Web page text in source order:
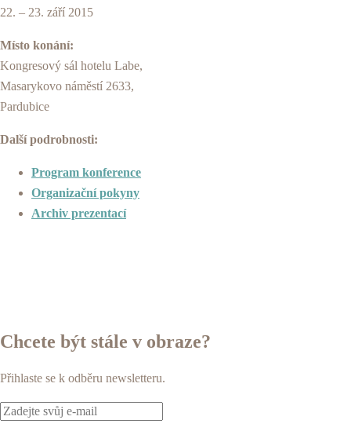
22. – 23. září 2015
Místo konání:
Kongresový sál hotelu Labe,
Masarykovo náměstí 2633,
Pardubice
Další podrobnosti:
Program konference
Organizační pokyny
Archiv prezentací
Chcete být stále v obraze?
Přihlaste se k odběru newsletteru.